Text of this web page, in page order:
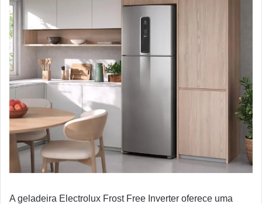
A geladeira Electrolux Frost Free Inverter oferece uma